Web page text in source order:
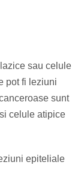
sau celule
pot fi leziuni
sunt
celule atipice
epiteliale